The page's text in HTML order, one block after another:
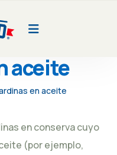
aceite
en aceite
en conserva cuyo
(por ejemplo,